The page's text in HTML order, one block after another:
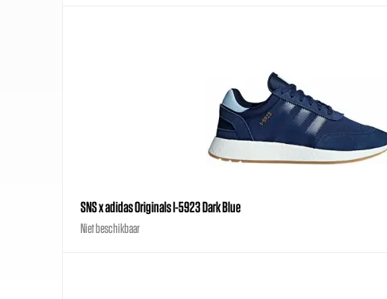
SNS x adidas Originals I-5923 Dark Blue
Niet beschikbaar